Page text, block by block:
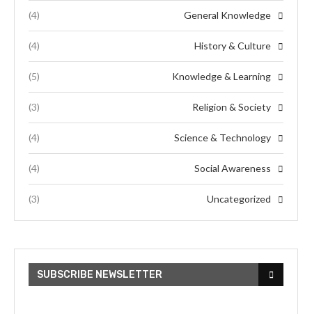
General Knowledge
(4)
History & Culture
(4)
Knowledge & Learning
(5)
Religion & Society
(3)
Science & Technology
(4)
Social Awareness
(4)
Uncategorized
(3)
SUBSCRIBE NEWSLETTER